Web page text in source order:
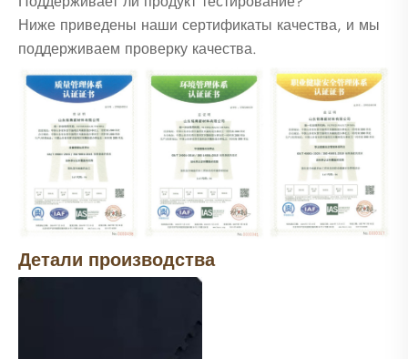
Ниже приведены наши сертификаты качества, и мы
поддерживаем проверку качества.
Детали производства